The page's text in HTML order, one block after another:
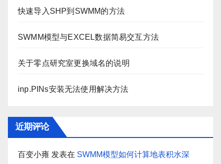
快速导入SHP到SWMM的方法
SWMM模型与EXCEL数据简易交互方法
关于零点研究室更换域名的说明
inp.PINs安装无法使用解决方法
近期评论
百变小雍 发表在 SWMM模型如何计算地表积水深